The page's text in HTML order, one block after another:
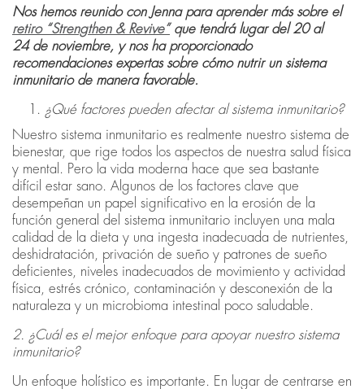
Nos hemos reunido con Jenna para aprender más sobre el
retiro “Strengthen & Revive”que tendrá lugar del 20 al
24 de noviembre, y nos ha proporcionado
recomendaciones expertas sobre cómo nutrir un sistema
inmunitario de manera favorable.
¿Qué factores pueden afectar al sistema inmunitario?
Nuestro sistema inmunitario es realmente nuestro sistema de
bienestar, que rige todos los aspectos de nuestra salud física
y mental. Pero la vida moderna hace que sea bastante
difícil estar sano. Algunos de los factores clave que
desempeñan un papel significativo en la erosión de la
función general del sistema inmunitario incluyen una mala
calidad de la dieta y una ingesta inadecuada de nutrientes,
deshidratación, privación de sueño y patrones de sueño
deficientes, niveles inadecuados de movimiento y actividad
física, estrés crónico, contaminación y desconexión de la
naturaleza y un microbioma intestinal poco saludable.
2. ¿Cuál es el mejor enfoque para apoyar nuestro sistema
inmunitario?
Un enfoque holístico es importante. En lugar de centrarse en